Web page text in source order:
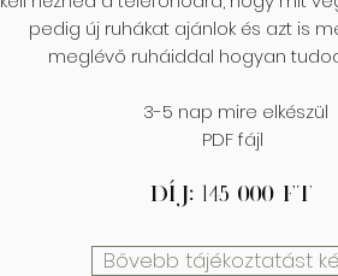
pedig új ruhákat ajánlok és azt is
meglévő ruháiddal hogyan
3-5 nap mire elkészül
PDF fájl
Díj: 145 000 Ft
Bővebb tájékoztatást